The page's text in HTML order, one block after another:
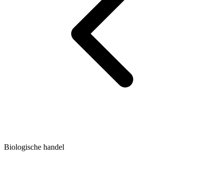
Biologische handel